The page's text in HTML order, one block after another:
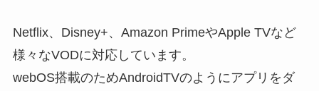
Netflix、Disney+、Amazon PrimeやApple TVなど
様々なVODに対応しています。
webOS搭載のためAndroidTVのようにアプリをダ